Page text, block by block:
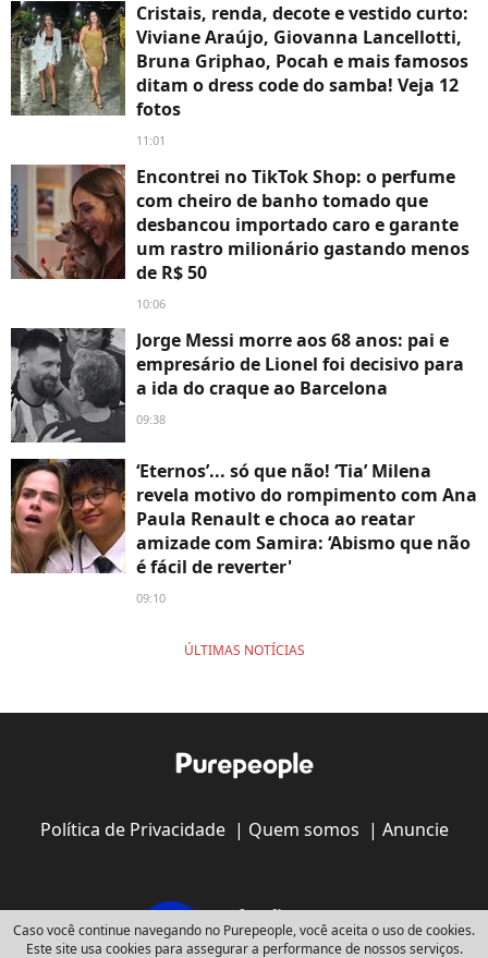
Cristais, renda, decote e vestido curto:
Viviane Araújo, Giovanna Lancellotti,
Bruna Griphao, Pocah e mais famosos
ditam o dress code do samba! Veja 12
fotos
11:01
Encontrei no TikTok Shop: o perfume
com cheiro de banho tomado que
desbancou importado caro e garante
um rastro milionário gastando menos
de R$ 50
10:06
Jorge Messi morre aos 68 anos: pai e
empresário de Lionel foi decisivo para
a ida do craque ao Barcelona
09:38
‘Eternos’... só que não! ‘Tia’ Milena
revela motivo do rompimento com Ana
Paula Renault e choca ao reatar
amizade com Samira: ‘Abismo que não
é fácil de reverter'
09:10
ÚLTIMAS NOTÍCIAS
Política de Privacidade| Quem somos | Anuncie
Caso você continue navegando no Purepeople, você aceita o uso de cookies.
Este site usa cookies para assegurar a performance de nossos serviços.